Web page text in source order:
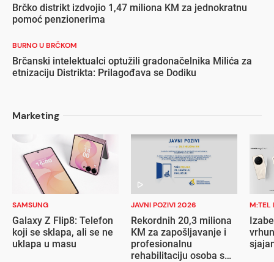
Brčko distrikt izdvojio 1,47 miliona KM za jednokratnu
pomoć penzionerima
BURNO U BRČKOM
Brčanski intelektualci optužili gradonačelnika Milića za
etnizaciju Distrikta: Prilagođava se Dodiku
Marketing
SAMSUNG
Galaxy Z Flip8: Telefon
koji se sklapa, ali se ne
uklapa u masu
JAVNI POZIVI 2026
Rekordnih 20,3 miliona
KM za zapošljavanje i
profesionalnu
rehabilitaciju osoba s
M:TEL